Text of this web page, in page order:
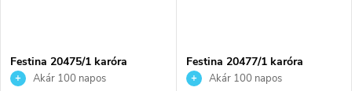
Festina 20475/1 karóra
Akár 100 napos
Festina 20477/1 karóra
Akár 100 napos